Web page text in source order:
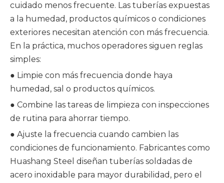
cuidado menos frecuente. Las tuberías expuestas
a la humedad, productos químicos o condiciones
exteriores necesitan atención con más frecuencia.
En la práctica, muchos operadores siguen reglas
simples:
● Limpie con más frecuencia donde haya
humedad, sal o productos químicos.
● Combine las tareas de limpieza con inspecciones
de rutina para ahorrar tiempo.
● Ajuste la frecuencia cuando cambien las
condiciones de funcionamiento. Fabricantes como
Huashang Steel diseñan tuberías soldadas de
acero inoxidable para mayor durabilidad, pero el